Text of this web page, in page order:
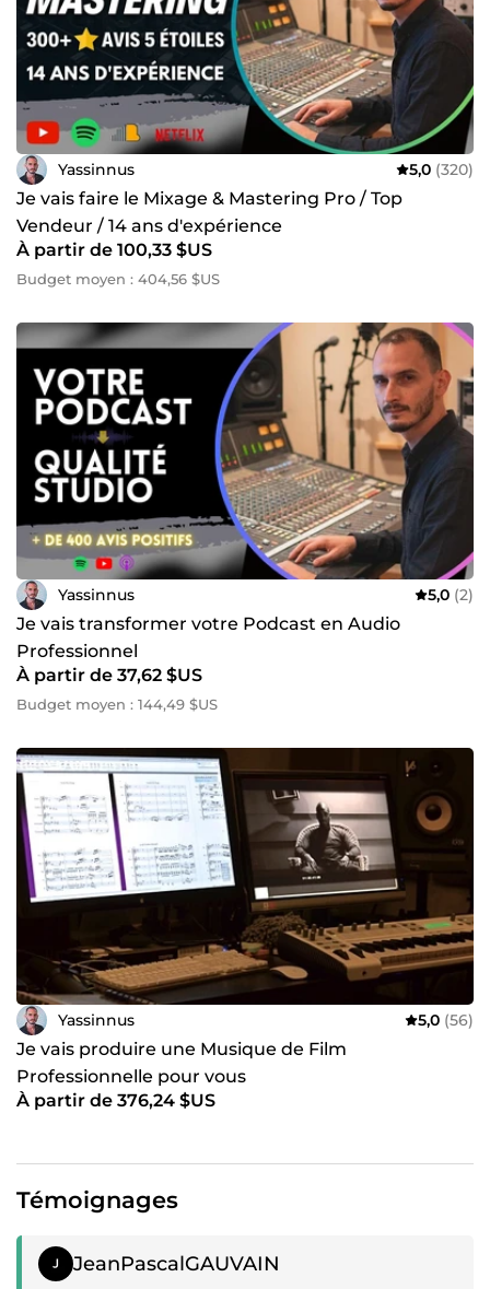
Yassinnus 5,0 (320)
Je vais faire le Mixage & Mastering Pro / Top
Vendeur / 14 ans d'expérience
À partir de 100,33 $US
Budget moyen : 404,56 $US
Yassinnus 5,0 (2)
Je vais transformer votre Podcast en Audio
Professionnel
À partir de 37,62 $US
Budget moyen : 144,49 $US
Yassinnus 5,0 (56)
Je vais produire une Musique de Film
Professionnelle pour vous
À partir de 376,24 $US
Témoignages
Témoignage positif
JeanPascalGAUVAIN